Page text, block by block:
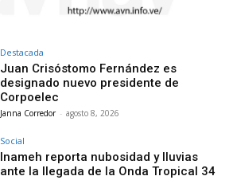
Destacada
Juan Crisóstomo Fernández es
designado nuevo presidente de
Corpoelec
Janna Corredor - agosto 8, 2026
Social
Inameh reporta nubosidad y lluvias
ante la llegada de la Onda Tropical 34